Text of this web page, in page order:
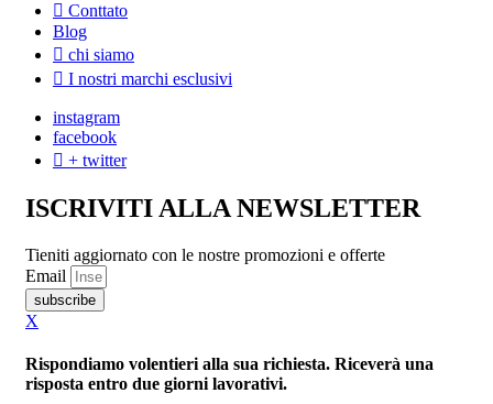
Conttato
Blog
chi siamo
I nostri marchi esclusivi
instagram
facebook
+ twitter
ISCRIVITI ALLA NEWSLETTER
Tieniti aggiornato con le nostre promozioni e offerte
Email
subscribe
X
Rispondiamo volentieri alla sua richiesta. Riceverà una
risposta entro due giorni lavorativi.